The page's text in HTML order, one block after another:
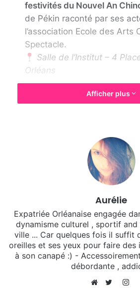
festivités du Nouvel An
de Pékin raconté par ses
l’association Ecole des Arts
Spectacle.
Salle de l’Institut – 4
Orléans
Samedi 18 janvier :
Atelier
pour adultes par
Culturel Franco-Chinois (20
🖌 Inscription obligatoire
: 02 38 68 41 32.
Hôtel de ville – Place de
(salle Utsunomiya)
14h à 16h:Défilé de 2
Afficher plus
Aurélie
Expatriée Orléanaise engagée
dynamisme culturel , sportif
ville ... Car quelques fois il suffit
oreilles et ses yeux pour faire des
à son canapé :) -
débordante ,